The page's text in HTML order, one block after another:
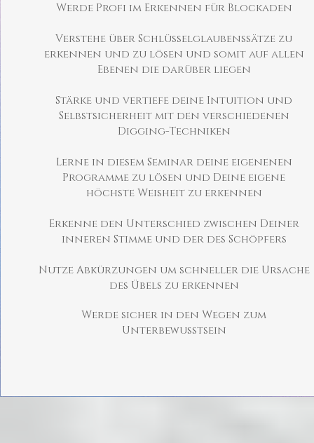
Werde Profi im Erkennen für Blockaden
Verstehe über Schlüsselglaubenssätze zu
erkennen und zu lösen und somit auf allen
Ebenen die darüber liegen
Stärke und vertiefe deine Intuition und
Selbstsicherheit mit den verschiedenen
Digging-Techniken
Lerne in diesem Seminar deine eigenenen
Programme zu lösen und Deine eigene
höchste Weisheit zu erkennen
Erkenne den Unterschied zwischen Deiner
inneren Stimme und der des Schöpfers
Nutze Abkürzungen um schneller die Ursache
des Übels zu erkennen
Werde sicher in den Wegen zum
Unterbewusstsein